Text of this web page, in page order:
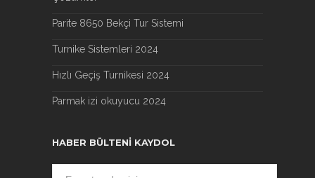
Parite 8650 Bekçi Tur Sistemi
Turnike Sistemleri 2024
Hızlı Geçiş Turnikesi 2024
Parmak izi okuyucu 2024
HABER BÜLTENI KAYDOL